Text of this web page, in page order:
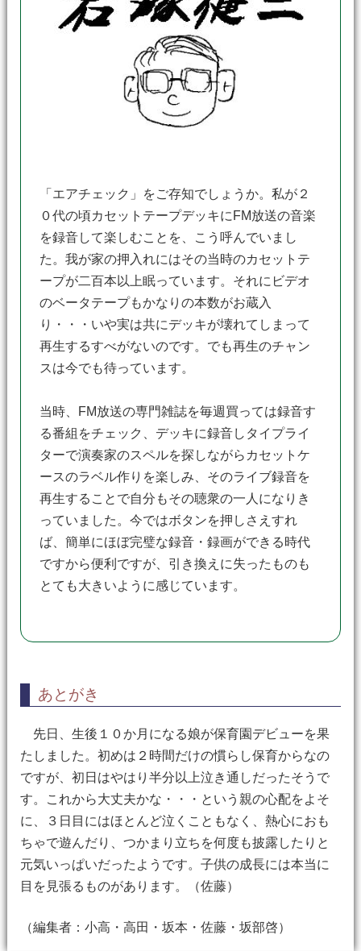
「エアチェック」をご存知でしょうか。私が２
０代の頃カセットテープデッキにFM放送の音楽
を録音して楽しむことを、こう呼んでいまし
た。我が家の押入れにはその当時のカセットテ
ープが二百本以上眠っています。それにビデオ
のベータテープもかなりの本数がお蔵入
り・・・いや実は共にデッキが壊れてしまって
再生するすべがないのです。でも再生のチャン
スは今でも待っています。
当時、FM放送の専門雑誌を毎週買っては録音す
る番組をチェック、デッキに録音しタイプライ
ターで演奏家のスペルを探しながらカセットケ
ースのラベル作りを楽しみ、そのライブ録音を
再生することで自分もその聴衆の一人になりき
っていました。今ではボタンを押しさえすれ
ば、簡単にほぼ完璧な録音・録画ができる時代
ですから便利ですが、引き換えに失ったものも
とても大きいように感じています。
あとがき
先日、生後１０か月になる娘が保育園デビューを果
たしました。初めは２時間だけの慣らし保育からなの
ですが、初日はやはり半分以上泣き通しだったそうで
す。これから大丈夫かな・・・という親の心配をよそ
に、３日目にはほとんど泣くこともなく、熱心におも
ちゃで遊んだり、つかまり立ちを何度も披露したりと
元気いっぱいだったようです。子供の成長には本当に
目を見張るものがあります。（佐藤）
（編集者：小高・高田・坂本・佐藤・坂部啓）